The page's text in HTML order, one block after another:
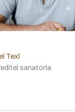
Texl
sanatoria